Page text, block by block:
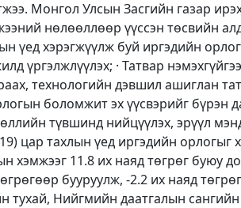
Монгол Улсын Засгийн газар
нөлөөллөөр үүссэн төсвийн
үед хэрэгжүүлж буй иргэдийн
үргэлжлүүлэх; · Татвар
технологийн дэвшил ашиглан
боломжит эх үүсвэрийг бүрэн
түвшинд нийцүүлэх, эрүүл
цар тахлын үед иргэдийн орлогыг
хэмжээг 11.8 их наяд төгрөг буюу
бууруулж, -2.2 их наяд
тухай, Нийгмийн даатгалын